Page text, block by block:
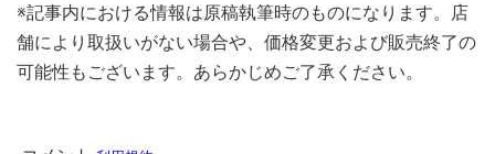
※記事内における情報は原稿執筆時のものになります。店
舗により取扱いがない場合や、価格変更および販売終了の
可能性もございます。あらかじめご了承ください。